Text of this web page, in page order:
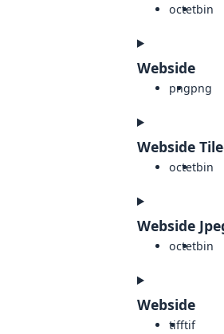
octetbin
Webside
pngpng
Webside
octetbin
Webside
octetbin
Webside
tifftif